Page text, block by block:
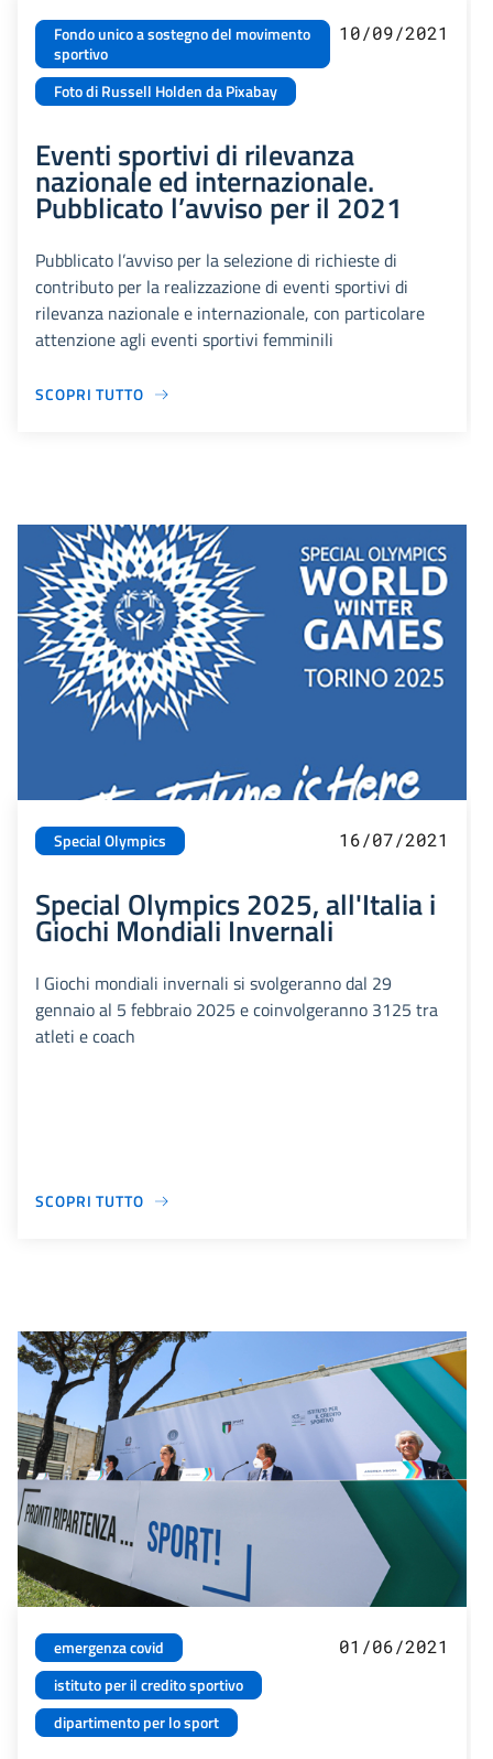
Fondo unico a sostegno del movimento
sportivo
Foto di Russell Holden da Pixabay
10/09/2021
Eventi sportivi di rilevanza
nazionale ed internazionale.
Pubblicato l’avviso per il 2021
Pubblicato l’avviso per la selezione di richieste di
contributo per la realizzazione di eventi sportivi di
rilevanza nazionale e internazionale, con particolare
attenzione agli eventi sportivi femminili
SCOPRI TUTTO
Special Olympics 16/07/2021
Special Olympics 2025, all'Italia i
Giochi Mondiali Invernali
I Giochi mondiali invernali si svolgeranno dal 29
gennaio al 5 febbraio 2025 e coinvolgeranno 3125 tra
atleti e coach
SCOPRI TUTTO
emergenza covid
istituto per il credito sportivo
dipartimento per lo sport
01/06/2021